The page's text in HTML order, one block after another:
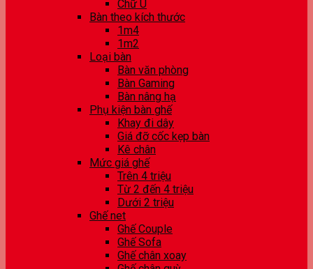
Chữ U
Bàn theo kích thước
1m4
1m2
Loại bàn
Bàn văn phòng
Bàn Gaming
Bàn nâng hạ
Phụ kiện bàn ghế
Khay đi dây
Giá đỡ cốc kẹp bàn
Kê chân
Mức giá ghế
Trên 4 triệu
Từ 2 đến 4 triệu
Dưới 2 triệu
Ghế net
Ghế Couple
Ghế Sofa
Ghế chân xoay